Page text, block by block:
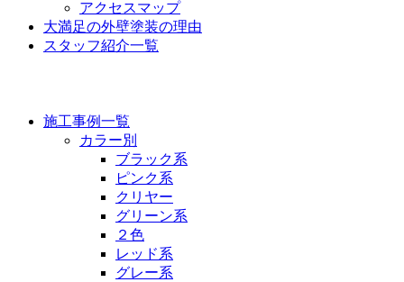
アクセスマップ
大満足の外壁塗装の理由
スタッフ紹介一覧
施工事例一覧
カラー別
ブラック系
ピンク系
クリヤー
グリーン系
２色
レッド系
グレー系